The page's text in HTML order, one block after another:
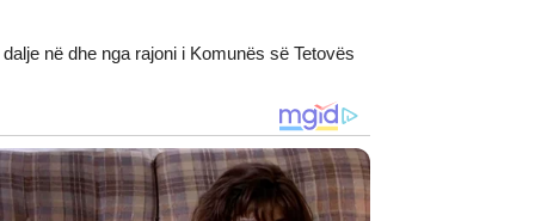
në dhe nga rajoni i Komunës së Tetovës